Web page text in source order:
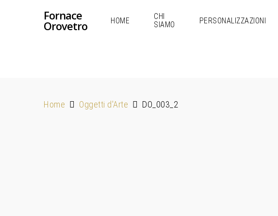
Fornace
Orovetro HOME
CHI
SIAMO
PERSONALIZZAZIONI
Home Oggetti d'Arte DO_003_2